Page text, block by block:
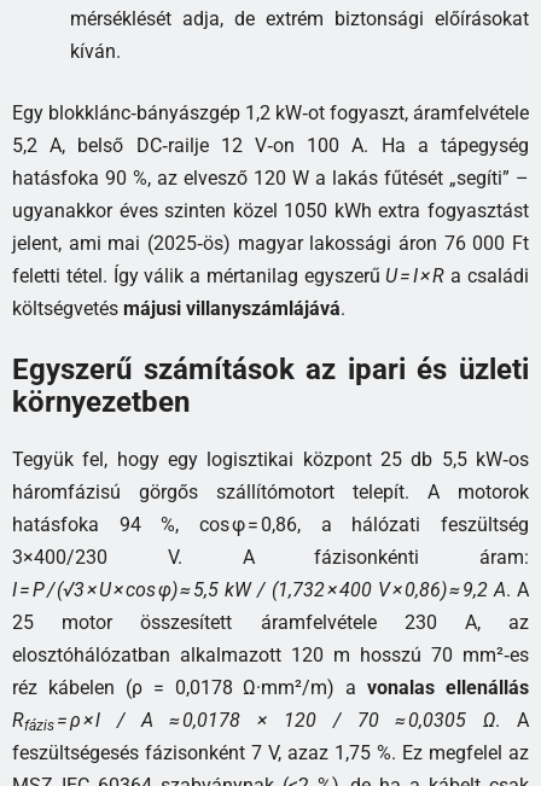
mérséklését adja, de extrém biztonsági előírásokat
kíván.
Egy blokklánc‑bányászgép 1,2 kW‑ot fogyaszt, áramfelvétele
5,2 A, belső DC‑railje 12 V‑on 100 A. Ha a tápegység
hatásfoka 90 %, az elvesző 120 W a lakás fűtését „segíti” –
ugyanakkor éves szinten közel 1050 kWh extra fogyasztást
jelent, ami mai (2025‑ös) magyar lakossági áron 76 000 Ft
feletti tétel. Így válik a mértanilag egyszerű U = I × R a családi
költségvetés májusi villanyszámlájává.
Egyszerű számítások az ipari és üzleti
környezetben
Tegyük fel, hogy egy logisztikai központ 25 db 5,5 kW‑os
háromfázisú görgős szállítómotort telepít. A motorok
hatásfoka 94 %, cos φ = 0,86, a hálózati feszültség
3×400/230 V. A fázisonkénti áram:
I = P / (√3 × U × cos φ) ≈ 5,5 kW / (1,732 × 400 V × 0,86) ≈ 9,2 A. A
25 motor összesített áramfelvétele 230 A, az
elosztóhálózatban alkalmazott 120 m hosszú 70 mm²‑es
réz kábelen (ρ = 0,0178 Ω·mm²/m) avonalas ellenállás
Rfázis = ρ × l / A ≈ 0,0178 × 120 / 70 ≈ 0,0305 Ω. A
feszültségesés fázisonként 7 V, azaz 1,75 %. Ez megfelel az